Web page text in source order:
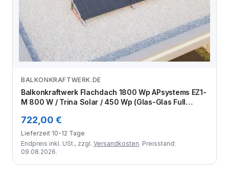
Zum Angebot
BALKONKRAFTWERK.DE
Balkonkraftwerk Flachdach 1800 Wp APsystems EZ1-
M 800 W / Trina Solar / 450 Wp (Glas-Glas Full
722,00 €
Lieferzeit 10-12 Tage
Endpreis inkl. USt., zzgl. Versandkosten. Preisstand:
09.08.2026.